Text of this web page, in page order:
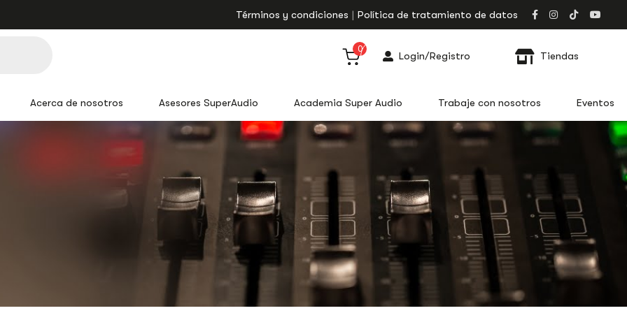
Términos y condiciones
Política de tratamiento de datos
0
Login/Registro Tiendas
Acerca de nosotros Asesores SuperAudio Academia Super Audio Trabaje con nosotros Eventos